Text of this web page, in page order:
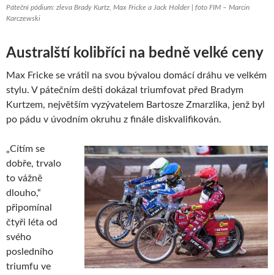
Páteční pódium: zleva Brady Kurtz, Max Fricke a Jack Holder | foto FIM – Marcin
Karczewski
Australští kolibříci na bedně velké ceny
Max Fricke se vrátil na svou bývalou domácí dráhu ve velkém
stylu. V pátečním dešti dokázal triumfovat před Bradym
Kurtzem, největším vyzývatelem Bartosze Zmarzlika, jenž byl
po pádu v úvodním okruhu z finále diskvalifikován.
„Cítím se
dobře, trvalo
to vážně
dlouho,“
připomínal
čtyři léta od
svého
posledního
triumfu ve